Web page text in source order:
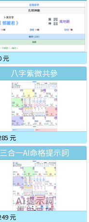
元
八字紫微共參
元
三合一AI命格提示詞
元